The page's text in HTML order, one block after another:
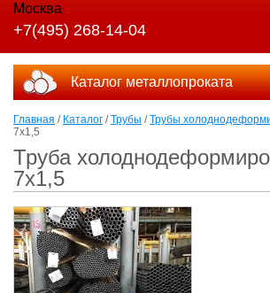
Москва
+7(495) 268-14-04
Каталог металлопроката
Главная / Каталог /Трубы /Трубы
7х1,5
Труба
7х1,5